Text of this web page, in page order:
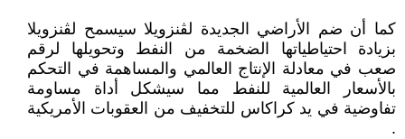
كما أن ضم الأراضي الجديدة لڨنزويلا سيسمح لڨنزويلا
بزيادة احتياطياتها الضخمة من النفط وتحويلها لرقم
صعب في معادلة الإنتاج العالمي والمساهمة في التحكم
بالأسعار العالمية للنفط مما سيشكل أداة مساومة
تفاوضية في يد كراكاس للتخفيف من العقوبات الأمريكية
.